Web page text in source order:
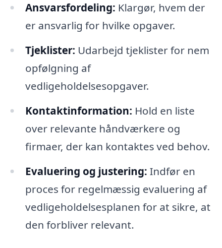
Ansvarsfordeling: Klargør, hvem der
er ansvarlig for hvilke opgaver.
Tjeklister: Udarbejd tjeklister for nem
opfølgning af
vedligeholdelsesopgaver.
Kontaktinformation: Hold en liste
over relevante håndværkere og
firmaer, der kan kontaktes ved behov.
Evaluering og justering: Indfør en
proces for regelmæssig evaluering af
vedligeholdelsesplanen for at sikre, at
den forbliver relevant.